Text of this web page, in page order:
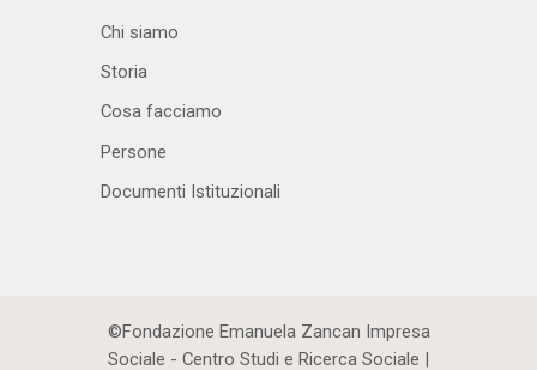
Chi siamo
Storia
Cosa facciamo
Persone
Documenti Istituzionali
©Fondazione Emanuela Zancan Impresa
Sociale - Centro Studi e Ricerca Sociale |